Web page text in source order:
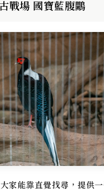
戰場 國寶藍腹鷴
家能靠直覺找尋，提供